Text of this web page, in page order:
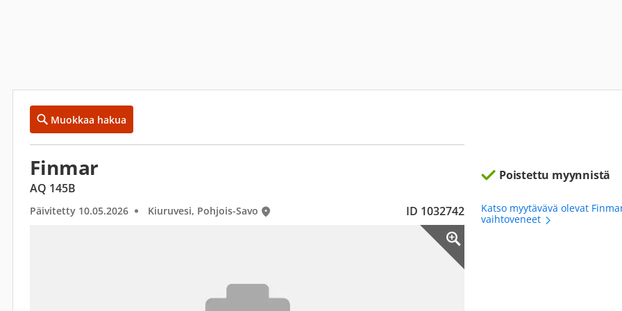
Muokkaa hakua
Finmar
AQ 145B
Päivitetty 10.05.2026 Kiuruvesi, Pohjois-Savo ID 1032742
Poistettu myynnistä
Katso myytävävä olevat
vaihtoveneet